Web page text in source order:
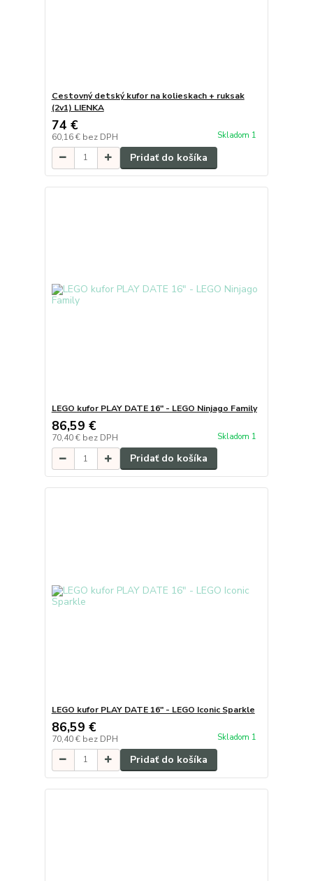
Cestovný detský kufor na kolieskach + ruksak
(2v1) LIENKA
74 €
60,16 € bez DPH Skladom 1
Pridať do košíka
LEGO kufor PLAY DATE 16" - LEGO Ninjago Family
86,59 €
70,40 € bez DPH Skladom 1
Pridať do košíka
LEGO kufor PLAY DATE 16" - LEGO Iconic Sparkle
86,59 €
70,40 € bez DPH Skladom 1
Pridať do košíka